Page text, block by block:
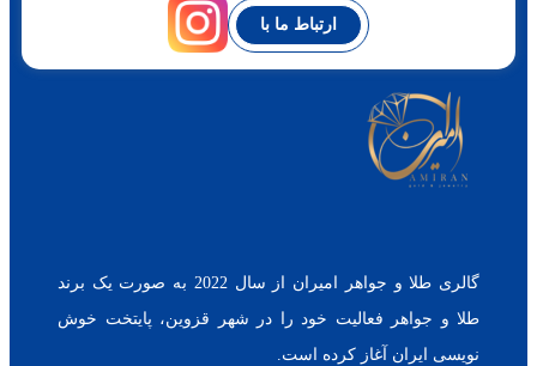
ارتباط ما با
گالری طلا و جواهر امیران از سال 2022 به صورت یک برند
طلا و جواهر فعالیت خود را در شهر قزوین، پایتخت خوش
نویسی ایران آغاز کرده است.